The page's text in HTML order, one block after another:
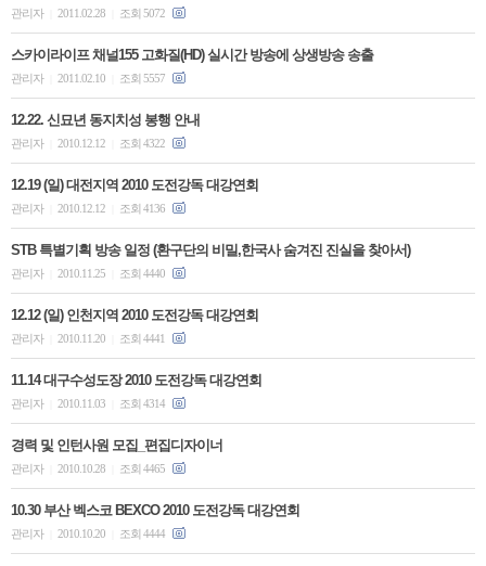
관리자 2011.02.28 조회 5072
스카이라이프 채널155 고화질(HD) 실시간 방송에 상생방송 송출
관리자 2011.02.10 조회 5557
12.22. 신묘년 동지치성 봉행 안내
관리자 2010.12.12 조회 4322
12.19 (일) 대전지역 2010 도전강독 대강연회
관리자 2010.12.12 조회 4136
STB 특별기획 방송 일정 (환구단의 비밀,한국사 숨겨진 진실을 찾아서)
관리자 2010.11.25 조회 4440
12.12 (일) 인천지역 2010 도전강독 대강연회
관리자 2010.11.20 조회 4441
11.14 대구수성도장 2010 도전강독 대강연회
관리자 2010.11.03 조회 4314
경력 및 인턴사원 모집_편집디자이너
관리자 2010.10.28 조회 4465
10.30 부산 벡스코 BEXCO 2010 도전강독 대강연회
관리자 2010.10.20 조회 4444